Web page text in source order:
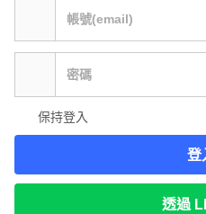
保持登入
登
透過